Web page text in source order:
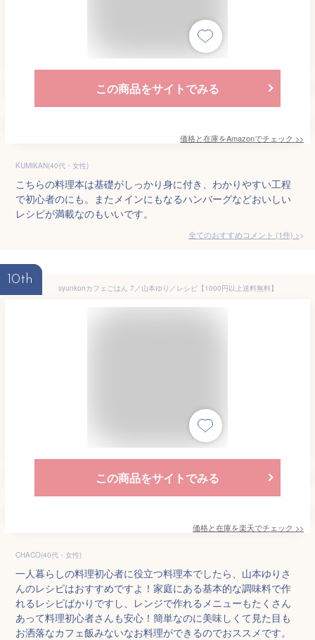
この商品をサイトでみる
価格と在庫をAmazonでチェック >>
KUMIKAN(40代・女性)
こちらの料理本は基礎がしっかり身に付き、わかりやすい工程
で初心者のにも。またメインにもなるハンバーグなどおいしい
レシピが満載なのもいいです。
全てのおすすめコメント (1件) >
10th
syunkonカフェごはん 7／山本ゆり／レシピ【1000円以上送料無料】
この商品をサイトでみる
価格と在庫を楽天でチェック >>
CHACO(40代・女性)
一人暮らしの料理初心者に役立つ料理本でしたら、山本ゆりさ
んのレシピはおすすめですよ！家庭にある基本的な調味料で作
れるレシピばかりですし、レンジで作れるメニューもたくさん
あって料理初心者さんも安心！簡単なのに美味しくて見た目も
お洒落なカフェ飯みないなお料理ができるのでおススメです。